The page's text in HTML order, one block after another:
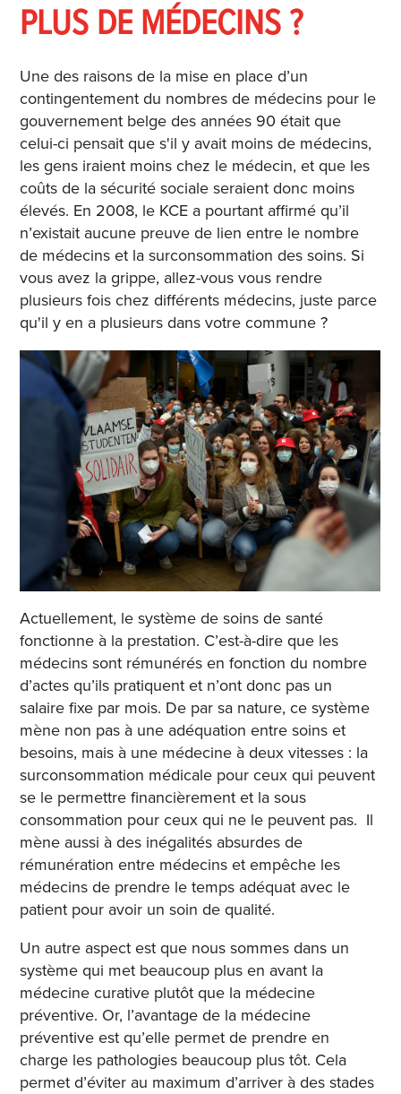
PLUS DE MÉDECINS ?
Une des raisons de la mise en place d’un
contingentement du nombres de médecins pour le
gouvernement belge des années 90 était que
celui-ci pensait que s'il y avait moins de médecins,
les gens iraient moins chez le médecin, et que les
coûts de la sécurité sociale seraient donc moins
élevés. En 2008, le KCE a pourtant affirmé qu’il
n’existait aucune preuve de lien entre le nombre
de médecins et la surconsommation des soins. Si
vous avez la grippe, allez-vous vous rendre
plusieurs fois chez différents médecins, juste parce
qu'il y en a plusieurs dans votre commune ?
Actuellement, le système de soins de santé
fonctionne à la prestation. C’est-à-dire que les
médecins sont rémunérés en fonction du nombre
d’actes qu’ils pratiquent et n’ont donc pas un
salaire fixe par mois. De par sa nature, ce système
mène non pas à une adéquation entre soins et
besoins, mais à une médecine à deux vitesses : la
surconsommation médicale pour ceux qui peuvent
se le permettre financièrement et la sous
consommation pour ceux qui ne le peuvent pas. Il
mène aussi à des inégalités absurdes de
rémunération entre médecins et empêche les
médecins de prendre le temps adéquat avec le
patient pour avoir un soin de qualité.
Un autre aspect est que nous sommes dans un
système qui met beaucoup plus en avant la
médecine curative plutôt que la médecine
préventive. Or, l’avantage de la médecine
préventive est qu’elle permet de prendre en
charge les pathologies beaucoup plus tôt. Cela
permet d’éviter au maximum d’arriver à des stades